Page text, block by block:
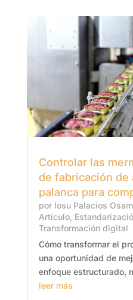
Controlar las
de fabricación de
palanca para
por Iosu Palacios
Artículo,
Transformación digital
Cómo transformar el
una oportunidad de
enfoque estructurado,
leer más